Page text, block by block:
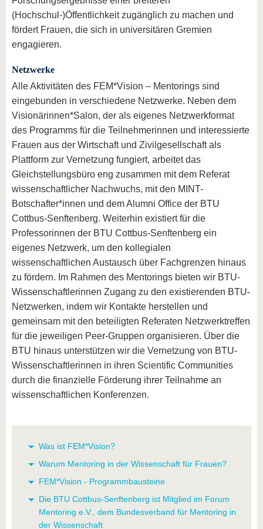
(Hochschul-)Öffentlichkeit zugänglich zu machen und
fördert Frauen, die sich in universitären Gremien
engagieren.
Netzwerke
Alle Aktivitäten des FEM*Vision – Mentorings sind
eingebunden in verschiedene Netzwerke. Neben dem
Visionärinnen*Salon, der als eigenes Netzwerkformat
des Programms für die Teilnehmerinnen und interessierte
Frauen aus der Wirtschaft und Zivilgesellschaft als
Plattform zur Vernetzung fungiert, arbeitet das
Gleichstellungsbüro eng zusammen mit dem Referat
wissenschaftlicher Nachwuchs, mit den MINT-
Botschafter*innen und dem Alumni Office der BTU
Cottbus-Senftenberg. Weiterhin existiert für die
Professorinnen der BTU Cottbus-Senftenberg ein
eigenes Netzwerk, um den kollegialen
wissenschaftlichen Austausch über Fachgrenzen hinaus
zu fördern. Im Rahmen des Mentorings bieten wir BTU-
Wissenschaftlerinnen Zugang zu den existierenden BTU-
Netzwerken, indem wir Kontakte herstellen und
gemeinsam mit den beteiligten Referaten Netzwerktreffen
für die jeweiligen Peer-Gruppen organisieren. Über die
BTU hinaus unterstützen wir die Vernetzung von BTU-
Wissenschaftlerinnen in ihren Scientific Communities
durch die finanzielle Förderung ihrer Teilnahme an
wissenschaftlichen Konferenzen.
Was ist FEM*Vision?
Warum Mentoring in der Wissenschaft für Frauen?
FEM*Vision - Programmbausteine
Die BTU Cottbus-Senftenberg ist Mitglied im Forum
Mentoring e.V., dem Bundesverband für Mentoring in
der Wissenschaft